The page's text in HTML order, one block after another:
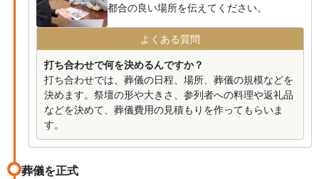
都合の良い場所を伝えてください。
よくある質問
打ち合わせで何を決めるんですか？
打ち合わせでは、葬儀の日程、場所、葬儀の規模などを
決めます。祭壇の形や大きさ、参列者への料理や返礼品
などを決めて、葬儀費用の見積もりを作ってもらいま
す。
葬儀を正式